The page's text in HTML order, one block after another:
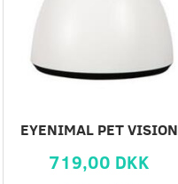
EYENIMAL PET VISION
719,00 DKK